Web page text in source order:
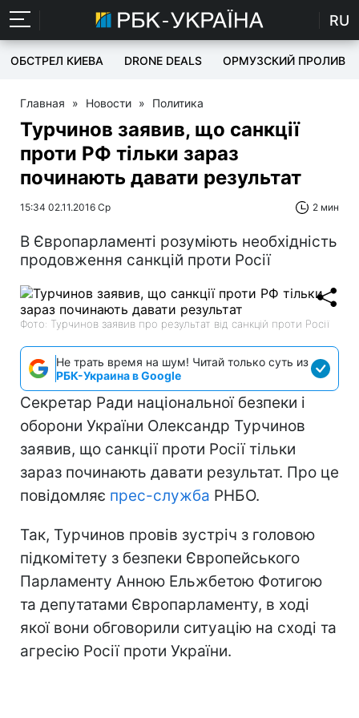
RU
ОБСТРЕЛ КИЕВА DRONE DEALS ОРМУЗСКИЙ ПРОЛИВ
Главная » Новости » Политика
Турчинов заявив, що санкції
проти РФ тільки зараз
починають давати результат
15:34 02.11.2016 Ср 2 мин
В Європарламенті розуміють необхідність
продовження санкцій проти Росії
Фото: Турчинов заявив про результат від санкцій проти Росії
Не трать время на шум! Читай только суть из
РБК-Украина в Google
Секретар Ради національної безпеки і
оборони України Олександр Турчинов
заявив, що санкції проти Росії тільки
зараз починають давати результат. Про це
повідомляє прес-служба РНБО.
Так, Турчинов провів зустріч з головою
підкомітету з безпеки Європейського
Парламенту Анною Ельжбетою Фотигою
та депутатами Європарламенту, в ході
якої вони обговорили ситуацію на сході та
агресію Росії проти України.